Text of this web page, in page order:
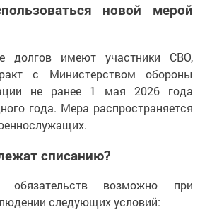
новой мерой
долгов имеют участники СВО,
с Министерством обороны
не ранее 1 мая 2026 года
года. Мера распространяется
списанию?
обязательств возможно при
следующих условий: